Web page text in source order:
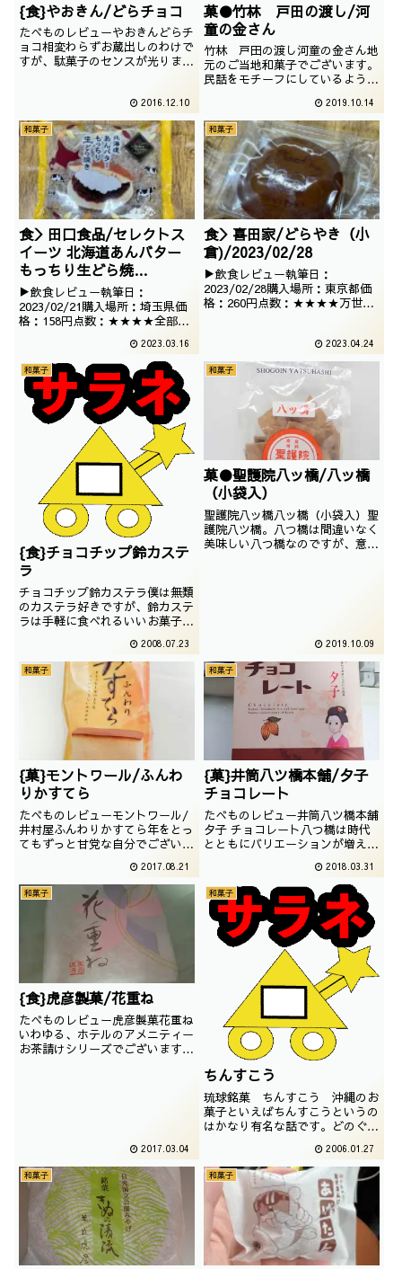
{食}やおきん/どらチョコ
たべものレビューやおきんどらチ
ョコ相変わらずお蔵出しのわけで
すが、駄菓子のセンスが光りま
2016.12.10
菓●竹林 戸田の渡し/河
童の金さん
竹林 戸田の渡し河童の金さん地
元のご当地和菓子でございます。
民話をモチーフにしているようで
は知りません撮影日は2019年06
月
2019.10.14
和菓子
食＞田口食品/セレクトス
イーツ 北海道あんバター
もっちり生どら焼
き/4582532202351/2023
/02/21
▶飲食レビュー執筆日：
2023/02/21購入場所：埼玉県価
格：158円点数：★★★★全部の
けてみるとどらやき感はなくなり
ますが、見るからにおいしそうな
のです。
2023.03.16
和菓子
食＞喜田家/どらやき（小
倉)/2023/02/28
▶飲食レビュー執筆日：
2023/02/28購入場所：東京都価
格：260円点数：★★★★万世の
ますが、肉の万世とはあんまり関
係ないアイテムですね。
2023.04.24
和菓子
{食}チョコチップ鈴カステ
ラ
チョコチップ鈴カステラ僕は無類
のカステラ好きですが、鈴カステ
ラは手軽に食べれるいいお菓子だ
鈴だけでなく、なんとチョコチッ
プまでもついているお得なカステ
ラなのです。
2008.07.23
和菓子
菓●聖護院八ッ橋/八ッ橋
（小袋入）
聖護院八ッ橋八ッ橋（小袋入）聖
護院八ツ橋。八つ橋は間違いなく
美味しい八つ橋なのですが、意外
2019.10.09
和菓子
{菓}モントワール/ふんわ
りかすてら
たべものレビューモントワール/
井村屋ふんわりかすてら年をとっ
てもずっと甘党な自分でございま
ます。高くて買えないカステラ。
それでも、カステラに手を伸ばす
のです。撮影日は2014年12月
2017.08.21
和菓子
{菓}井筒八ツ橋本舗/夕子
チョコレート
たべものレビュー井筒八ツ橋本舗
夕子 チョコレート八つ橋は時代
とともにバリエーションが増えて
トはだいぶ昔からありますね。と
いうことで、和洋折衷のお菓子で
す。撮影日は2017年05月
2018.03.31
和菓子
{食}虎彦製菓/花重ね
たべものレビュー虎彦製菓花重ね
いわゆる、ホテルのアメニティー
お茶請けシリーズでございます。
2017.03.04
和菓子
ちんすこう
琉球銘菓 ちんすこう 沖縄のお
菓子といえばちんすこうというの
はかなり有名な話です。どのぐら
京都の八つ橋 ・富山のサザエ
さんサブレ ・福岡のチロルチ
ョコまぁ最近チロルチョコは変わ
ってしまいましたが ちんすこう
で知らない人はいない と信じて
おります。が そん...
2006.01.27
和菓子 和菓子